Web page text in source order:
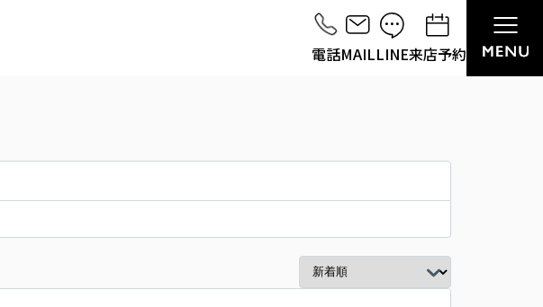
電話MAILLINE来店予約